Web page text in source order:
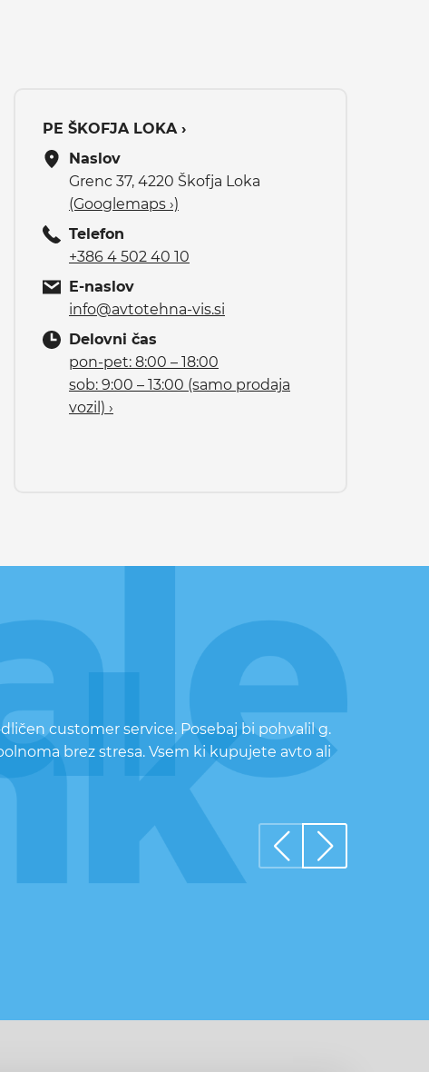
PE ŠKOFJA LOKA ›
Naslov
Grenc 37, 4220 Škofja Loka
(Googlemaps ›)
Telefon
+386 4 502 40 10
E-naslov
info@avtotehna-vis.si
Delovni čas
pon-pet: 8:00 – 18:00
sob: 9:00 – 13:00 (samo prodaja
vozil) ›
customer service. Posebaj bi pohvalil g.
brez stresa. Vsem ki kupujete avto ali